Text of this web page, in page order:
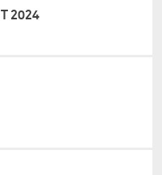
2024